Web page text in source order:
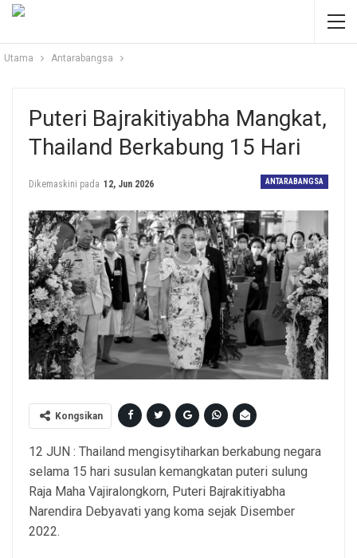
Utama Antarabangsa
Puteri Bajrakitiyabha Mangkat,
Thailand Berkabung 15 Hari
ANTARABANGSA
Dikemaskini pada 12, Jun 2026
Kongsikan
12 JUN : Thailand mengisytiharkan berkabung negara
selama 15 hari susulan kemangkatan puteri sulung
Raja Maha Vajiralongkorn, Puteri Bajrakitiyabha
Narendira Debyavati yang koma sejak Disember
2022.